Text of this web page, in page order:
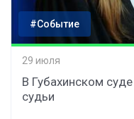
#Событие
29 июля
В Губахинском
судьи